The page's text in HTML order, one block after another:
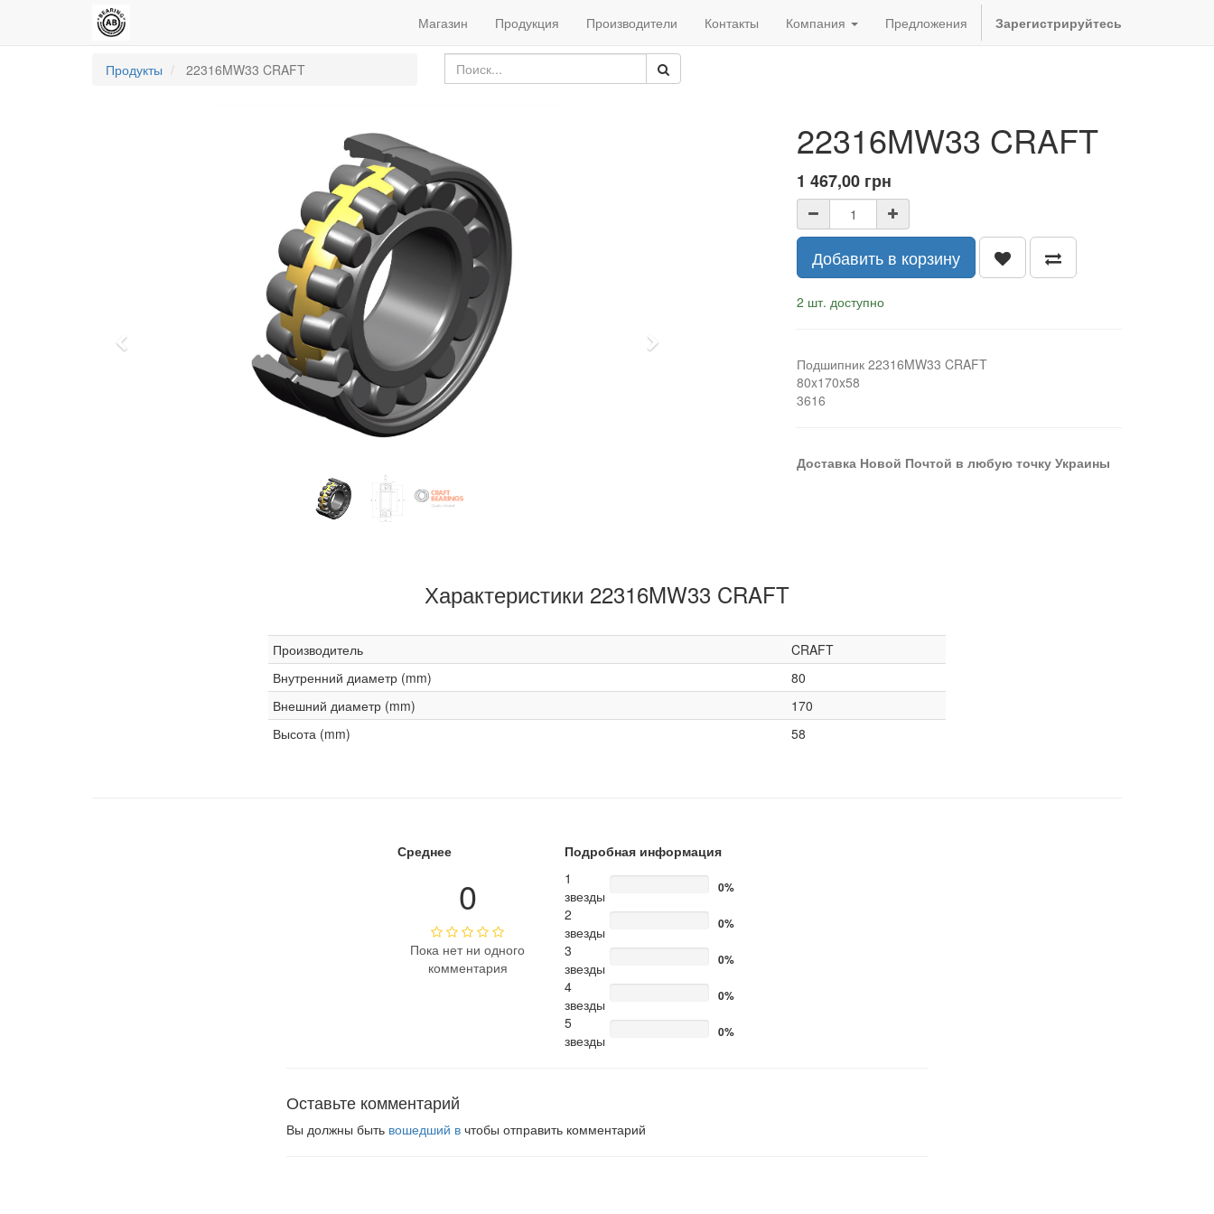
Магазин Продукция Производители Контакты Компания Предложения Зарегистрируйтесь
Продукты 22316MW33 CRAFT
Next
22316MW33 CRAFT
1 467,00 грн
Добавить в корзину
2 шт. доступно
Подшипник 22316MW33 CRAFT
80x170x58
3616
Доставка Новой Почтой в любую точку Украины
Характеристики 22316MW33 CRAFT
Производитель
CRAFT
Внутренний диаметр (mm)
80
Внешний диаметр (mm)
170
Высота (mm)
58
Среднее
0
Пока нет ни одного
комментария
Подробная информация
1
звезды
0%
2
звезды
0%
3
звезды
0%
4
звезды
0%
5
звезды
0%
Оставьте комментарий
Вы должны быть вошедший в чтобы отправить комментарий